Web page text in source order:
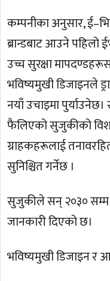
कम्पनीका अनुसार,
ब्रान्डबाट आउने पहिलो
उच्च सुरक्षा
भविष्यमुखी डिजाइनले
नयाँ उचाइमा
फैलिएको सुजुकीको
ग्राहकहरूलाई
सुनिश्चित गर्नेछ ।
सुजुकीले सन् २०३० सम्म
जानकारी दिएको छ।
भविष्यमुखी डिजाइन र